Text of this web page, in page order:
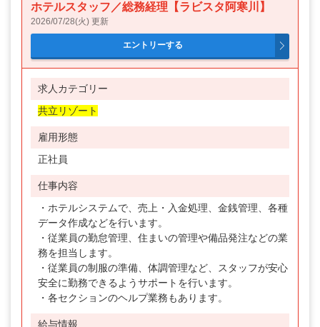
ホテルスタッフ／総務経理【ラビスタ阿寒川】
2026/07/28(火) 更新
求人カテゴリー
共立リゾート
雇用形態
正社員
仕事内容
・ホテルシステムで、売上・入金処理、金銭管理、各種
データ作成などを行います。
・従業員の勤怠管理、住まいの管理や備品発注などの業
務を担当します。
・従業員の制服の準備、体調管理など、スタッフが安心
安全に勤務できるようサポートを行います。
・各セクションのヘルプ業務もあります。
給与情報